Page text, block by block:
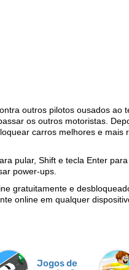
outros pilotos ousados ao
os outros motoristas.
carros melhores e
pular, Shift e tecla Enter
power-ups.
gratuitamente e
online em qualquer
Jogos de